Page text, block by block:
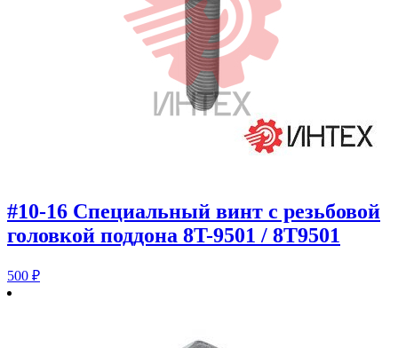
#10-16 Специальный винт с резьбовой
головкой поддона 8T-9501 / 8T9501
500 ₽